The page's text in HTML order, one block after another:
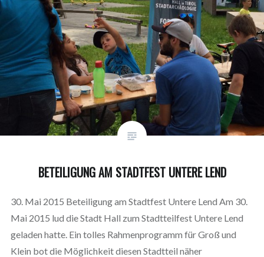
BETEILIGUNG AM STADTFEST UNTERE LEND
30. Mai 2015 Beteiligung am Stadtfest Untere Lend Am 30.
Mai 2015 lud die Stadt Hall zum Stadtteilfest Untere Lend
geladen hatte. Ein tolles Rahmenprogramm für Groß und
Klein bot die Möglichkeit diesen Stadtteil näher